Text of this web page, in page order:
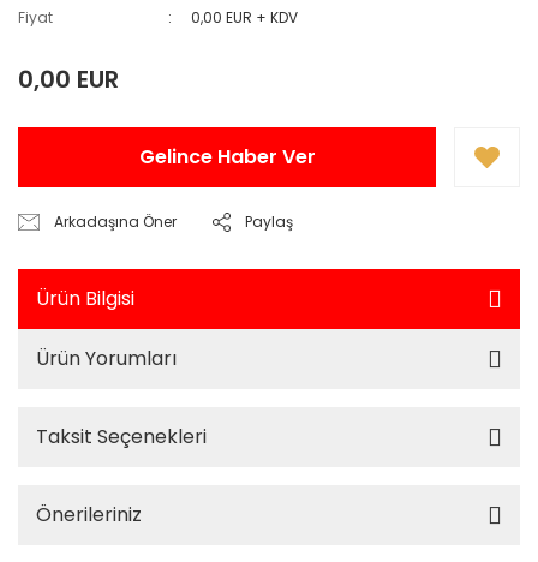
Fiyat
0,00 EUR + KDV
0,00 EUR
Gelince Haber Ver
Arkadaşına Öner Paylaş
Ürün Bilgisi
Ürün Yorumları
Taksit Seçenekleri
Önerileriniz